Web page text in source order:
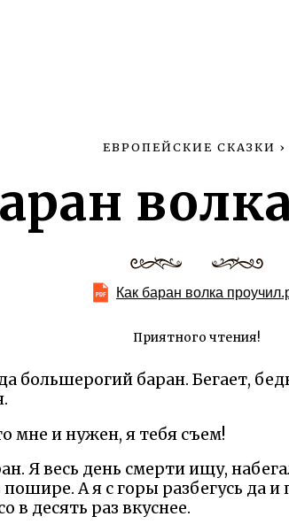
ЕВРОПЕЙСКИЕ СКАЗКИ ›
Как баран волка
Приятного чтения!
большерогий баран. Бегает,
мне и нужен, я тебя съем!
Я весь день смерти ищу,
пошире. А я с горы разбегусь да
в десять раз вкуснее.